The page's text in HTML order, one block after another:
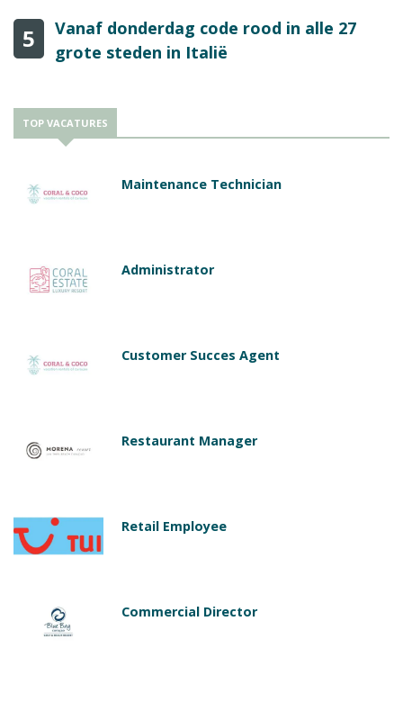
5
Vanaf donderdag code rood in alle 27
grote steden in Italië
TOP VACATURES
Maintenance Technician
Administrator
Customer Succes Agent
Restaurant Manager
Retail Employee
Commercial Director